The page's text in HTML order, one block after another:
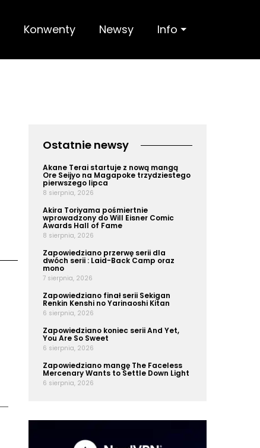
Konwenty Newsy Info ⏷
Ostatnie newsy
Akane Terai startuje z nową mangą
Ore Seijyo na Magapoke trzydziestego
pierwszego lipca
8 sierpnia, 2026
Akira Toriyama pośmiertnie
wprowadzony do Will Eisner Comic
Awards Hall of Fame
8 sierpnia, 2026
Zapowiedziano przerwę serii dla
dwóch serii : Laid-Back Camp oraz
mono
7 sierpnia, 2026
Zapowiedziano finał serii Sekigan
Renkin Kenshi no Yarinaoshi Kitan
6 sierpnia, 2026
Zapowiedziano koniec serii And Yet,
You Are So Sweet
6 sierpnia, 2026
Zapowiedziano mangę The Faceless
Mercenary Wants to Settle Down Light
6 sierpnia, 2026